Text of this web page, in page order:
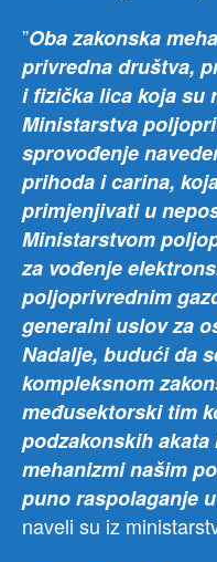
”Oba zakonska
privredna društva,
i fizička lica koja su
Ministarstva
sprovođenje
prihoda i carina,
primjenjivati u
Ministarstvom
za vođenje
poljoprivrednim
generalni uslov za
Nadalje, budući da
kompleksnom
međusektorski tim
podzakonskih
mehanizmi našim
puno raspolaganje
naveli su iz